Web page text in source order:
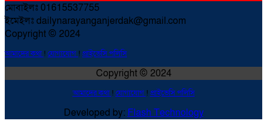
মোবাইলঃ 01615537755
ইমেইলঃ dailynarayanganjerdak@gmail.com
Copyright © 2024
আমাদের কথা! যোগাযোগ ! প্রাইভেসি পলিসি
Copyright © 2024
আমাদের কথা! যোগাযোগ ! প্রাইভেসি পলিসি
Developed by: Flash Technology